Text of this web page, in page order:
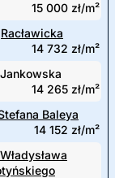
15 000 zł/m²
Racławicka
14 732 zł/m²
Jankowska
14 265 zł/m²
Baleya
14 152 zł/m²
Władysława